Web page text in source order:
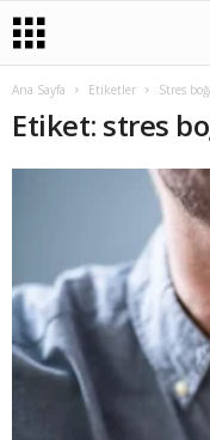
Ana Sayfa Etiketler Stres
Etiket: stres